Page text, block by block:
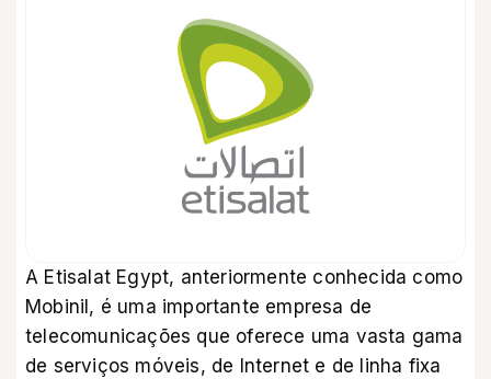
A Etisalat Egypt, anteriormente conhecida como
Mobinil, é uma importante empresa de
telecomunicações que oferece uma vasta gama
de serviços móveis, de Internet e de linha fixa